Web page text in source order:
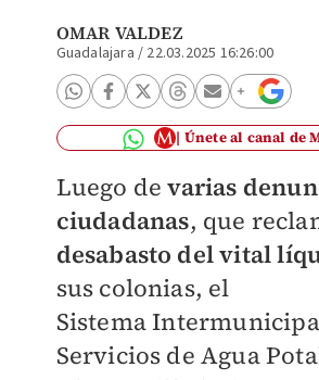
OMAR VALDEZ
Guadalajara / 22.03.2025 16:26:00
Únete al canal de
Luego devarias
ciudadanas, que
desabasto del vital
sus colonias, el
Sistema
Servicios de Agua